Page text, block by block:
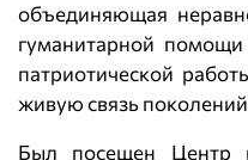
объединяющая
гуманитарной
патриотической
живую связь
Был посещен Центр